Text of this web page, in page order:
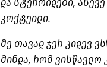
და სტეროიდები,
კოქტეილი.
მე თავად ჯერ კიდევ
მინდა, რომ